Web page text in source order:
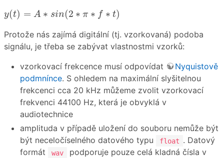
y(t) = A ∗ sin(2 ∗ π ∗ f ∗ t)
y(t) ∗s n (2∗π∗ f ∗t
Protože nás zajímá digitální (tj. vzorkovaná) podoba
signálu, je třeba se zabývat vlastnostmi vzorků:
vzorkovací frekcence musí odpovídat
Nyquistově
podmnínce. S ohledem na maximální slyšitelnou
frekcenci cca 20 kHz můžeme zvolit vzorkovací
frekvenci 44100 Hz, která je obvyklá v
audiotechnice
amplituda v případě uložení do souboru nemůže být
být neceločíselného datového typu
float . Datový
formát
wav
podporuje pouze celá kladná čísla v